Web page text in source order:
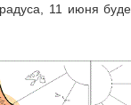
11 июня